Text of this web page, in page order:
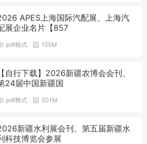
APES上海国际汽配展、上海汽
展企业名片【857
pdf格式 155M
【自行下载】2026新疆农博会会刊、
24届中国新疆国
pdf格式 501M
新疆水利展会刊、第五届新疆水
科技博览会参展